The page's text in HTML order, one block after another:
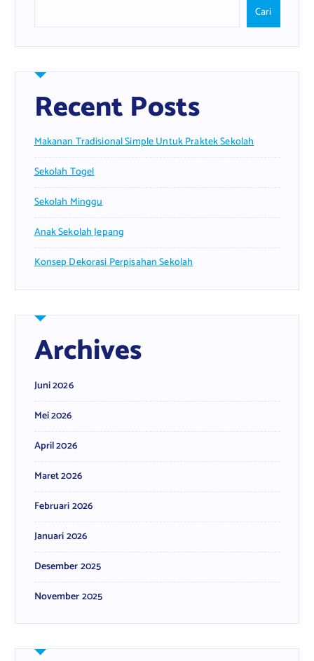
Cari
Recent Posts
Makanan Tradisional Simple Untuk Praktek Sekolah
Sekolah Togel
Sekolah Minggu
Anak Sekolah Jepang
Konsep Dekorasi Perpisahan Sekolah
Archives
Juni 2026
Mei 2026
April 2026
Maret 2026
Februari 2026
Januari 2026
Desember 2025
November 2025